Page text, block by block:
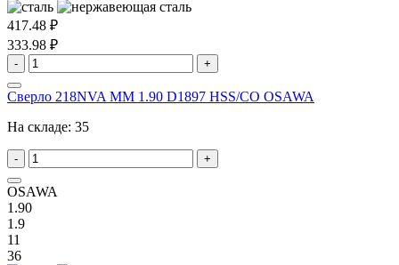
417.48 ₽
333.98 ₽
- +
Сверло 218NVA MM 1.90 D1897 HSS/CO OSAWA
На складе: 35
- +
OSAWA
1.90
1.9
11
36